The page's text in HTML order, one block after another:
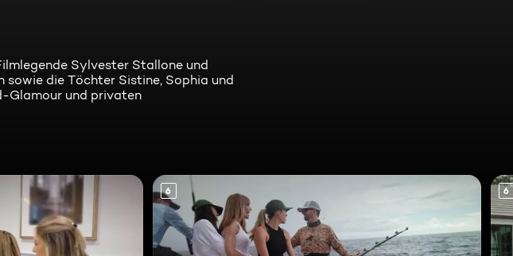
Sylvester Stallone und
sowie die Töchter Sistine, Sophia und
Glamour und privaten
6 6